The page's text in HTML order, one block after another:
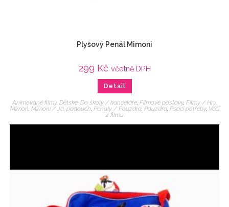
Plyšový Penál Mimoni
299 Kč včetně DPH
Detail
Animované filmy, Dětské, Do školy / kanceláře, Filmové postavy, Filmy / Hry,
Mimoň, Mimoni / Já, padouch, Penály / Pouzdra, Pouzdra, Psací potřeby, Veci
z filmu